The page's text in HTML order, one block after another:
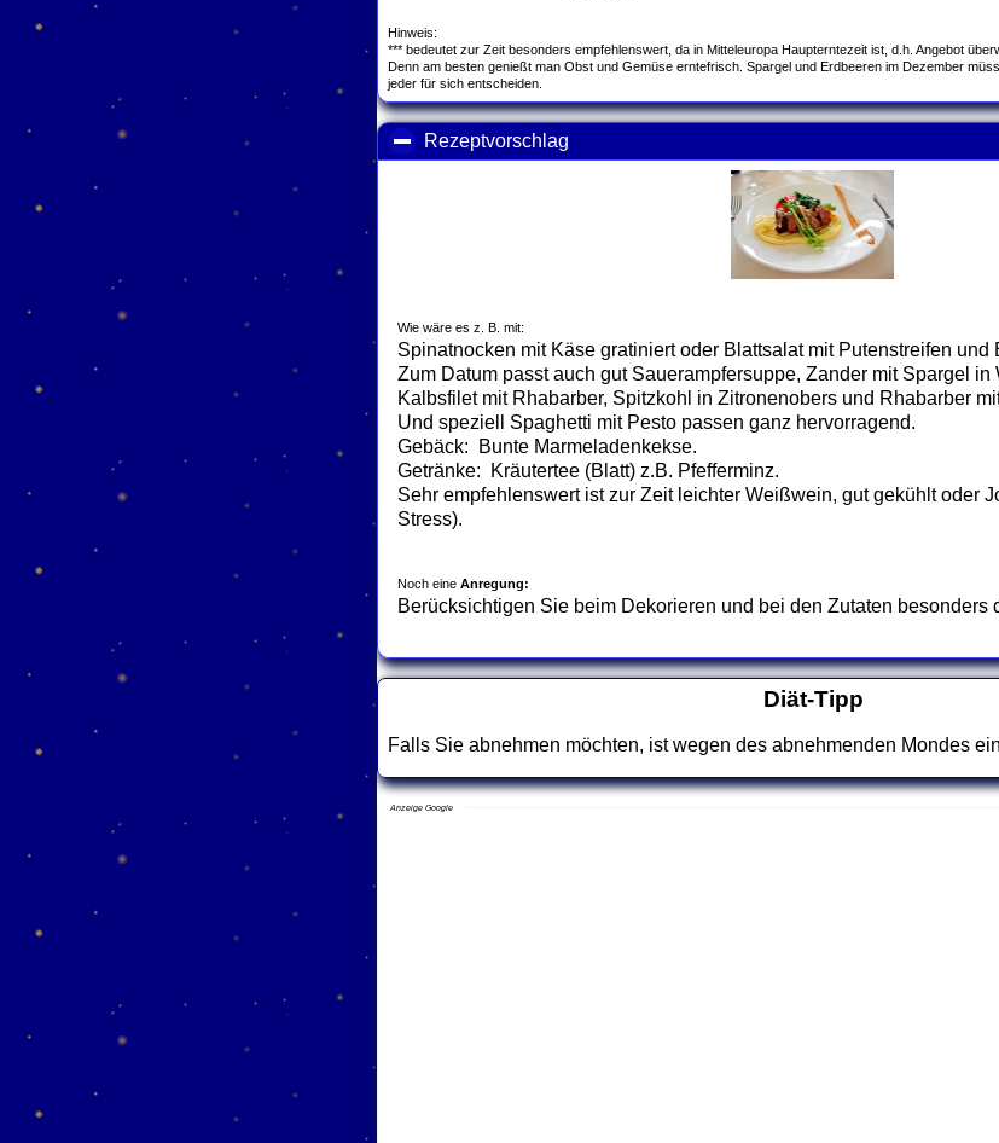
Hinweis:
*** bedeutet zur Zeit besonders empfehlenswert, da in Mitteleuropa Haupterntezeit ist, d.h. Angebot
Denn am besten genießt man Obst und Gemüse erntefrisch. Spargel und Erdbeeren im Dezember
jeder für sich entscheiden.
Rezeptvorschlag
Wie wäre es z. B. mit:
Spinatnocken mit Käse gratiniert oder Blattsalat mit Putenstreifen und
Zum Datum passt auch gut Sauerampfersuppe, Zander mit Spargel
Kalbsfilet mit Rhabarber, Spitzkohl in Zitronenobers und Rhabarber
Und speziell Spaghetti mit Pesto passen ganz hervorragend.
Gebäck: Bunte Marmeladenkekse.
Getränke: Kräutertee (Blatt) z.B. Pfefferminz.
Sehr empfehlenswert ist zur Zeit leichter Weißwein, gut gekühlt oder
Stress).
Noch eine Anregung:
Berücksichtigen Sie beim Dekorieren und bei den Zutaten besonders
Diät-Tipp
Falls Sie abnehmen möchten, ist wegen des abnehmenden Mondes
Anzeige Google